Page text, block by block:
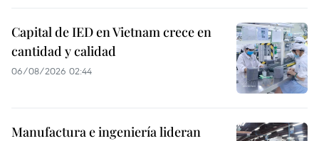
Capital de IED en Vietnam crece en
cantidad y calidad
06/08/2026 02:44
Manufactura e ingeniería lideran